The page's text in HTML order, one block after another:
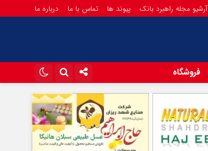
آرشیو مجله راهبرد بانک پیوند ها تماس با ما درباره ما
فروشگاه
اینستاگرام
تلگرام
آپارات